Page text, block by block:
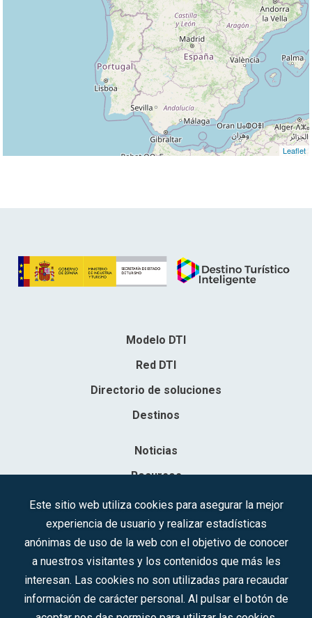
Leaflet
Modelo DTI
Red DTI
Directorio de soluciones
Destinos
Noticias
Recursos
Contacto
Sociedad Mercantil Estatal para la Gestión de la Innovación y las
Inscrita en el R.M. de Madrid, T, 12593, Se. 8, F. 129, H. 201.307.
C.I.F.: A-81/874.984
Este sitio web utiliza cookies para asegurar la mejor
experiencia de usuario y realizar estadísticas
anónimas de uso de la web con el objetivo de conocer
a nuestros visitantes y los contenidos que más les
interesan. Las cookies no son utilizadas para recaudar
información de carácter personal. Al pulsar el botón de